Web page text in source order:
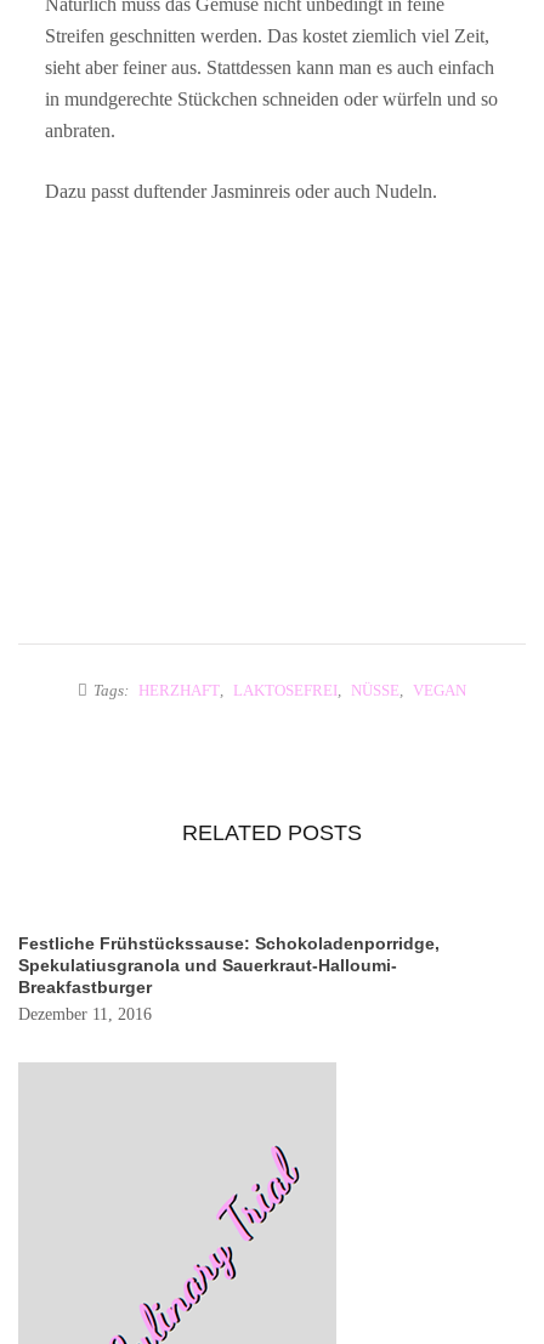
Natürlich muss das Gemüse nicht unbedingt in feine
Streifen geschnitten werden. Das kostet ziemlich viel Zeit,
sieht aber feiner aus. Stattdessen kann man es auch einfach
in mundgerechte Stückchen schneiden oder würfeln und so
anbraten.
Dazu passt duftender Jasminreis oder auch Nudeln.
Tags: HERZHAFT, LAKTOSEFREI, NÜSSE, VEGAN
RELATED POSTS
Festliche Frühstückssause: Schokoladenporridge,
Spekulatiusgranola und Sauerkraut-Halloumi-
Breakfastburger
Dezember 11, 2016